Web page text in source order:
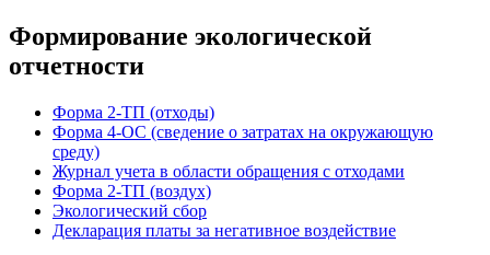
Формирование экологической
отчетности
Форма 2-ТП (отходы)
Форма 4-ОС (сведение о затратах на окружающую
среду)
Журнал учета в области обращения с отходами
Форма 2-ТП (воздух)
Экологический сбор
Декларация платы за негативное воздействие